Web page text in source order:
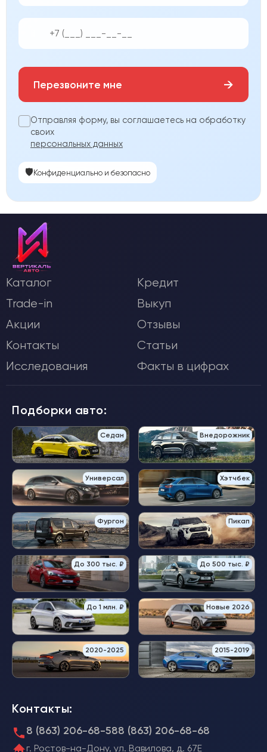
Перезвоните мне →
Отправляя форму, вы соглашаетесь на обработку
своих
персональных данных
🛡️Конфиденциально и безопасно
Каталог
Кредит
Trade-in
Выкуп
Акции
Отзывы
Контакты
Статьи
Исследования
Факты в цифрах
Подборки авто:
Седан Внедорожник
Универсал Хэтчбек
Фургон Пикап
До 300 тыс. ₽ До 500 тыс. ₽
До 1 млн. ₽ Новые 2026
2020-2025 2015-2019
Контакты:
8 (863) 206-68-588 (863) 206-68-68
г. Ростов-на-Дону, ул. Вавилова, д. 67Е